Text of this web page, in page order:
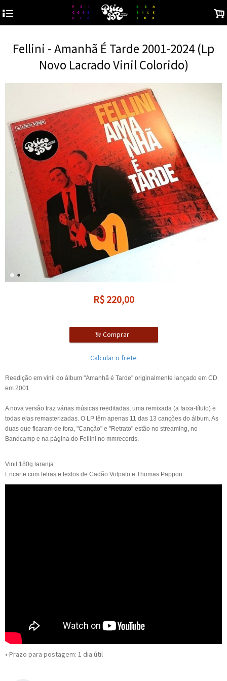
4 .
Fellini - Amanhã É Tarde 2001-2024 (Lp
Novo Lacrado Vinil Colorido)
R$ 220,00
. Comprar
Calcular o frete
Reedição em vinil do álbum "Amanhã é Tarde" originalmente lançado em CD
em 2001.
A nova versão traz várias músicas reeditadas, uma remixada (a faixa-título) e
todas elas remasterizadas. O LP têm apenas 11 das 13 canções do álbum. As
duas que ficaram de fora, "Canção" e "Retrato" estão no streaming, no
Bandcamp e na página do Fellini no mmrecords.
Vinil 180g laranja
Encarte com letras e textos de Cadão Volpato e Thomas Pappon
• Prazo para postagem: 1 dia útil